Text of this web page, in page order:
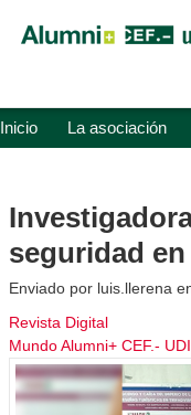
Inicio La asociación
seguridad
Enviado por luis.llerena
Revista Digital
Mundo Alumni+ CEF.-